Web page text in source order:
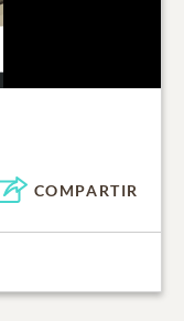
COMPARTIR